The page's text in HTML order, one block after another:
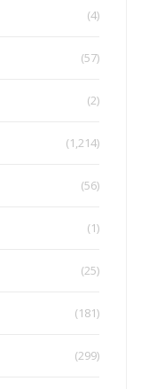
(4)
(57)
(2)
(1,214)
(56)
(1)
(25)
(181)
(299)